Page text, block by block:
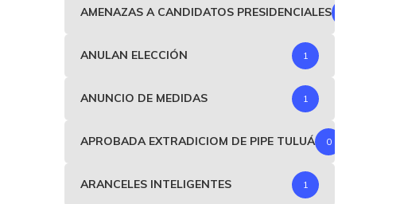
AMENAZAS A CANDIDATOS PRESIDENCIALES
ANULAN ELECCIÓN 1
ANUNCIO DE MEDIDAS 1
APROBADA EXTRADICIOM DE PIPE TULUÁ 0
ARANCELES INTELIGENTES 1